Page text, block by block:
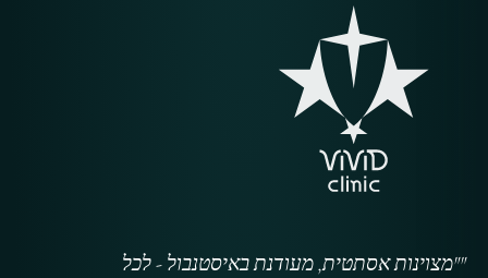
""מצוינות אסתטית, מעודנת באיסטנבול - לכל